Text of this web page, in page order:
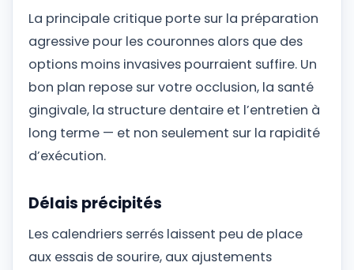
La principale critique porte sur la préparation
agressive pour les couronnes alors que des
options moins invasives pourraient suffire. Un
bon plan repose sur votre occlusion, la santé
gingivale, la structure dentaire et l’entretien à
long terme — et non seulement sur la rapidité
d’exécution.
Délais précipités
Les calendriers serrés laissent peu de place
aux essais de sourire, aux ajustements